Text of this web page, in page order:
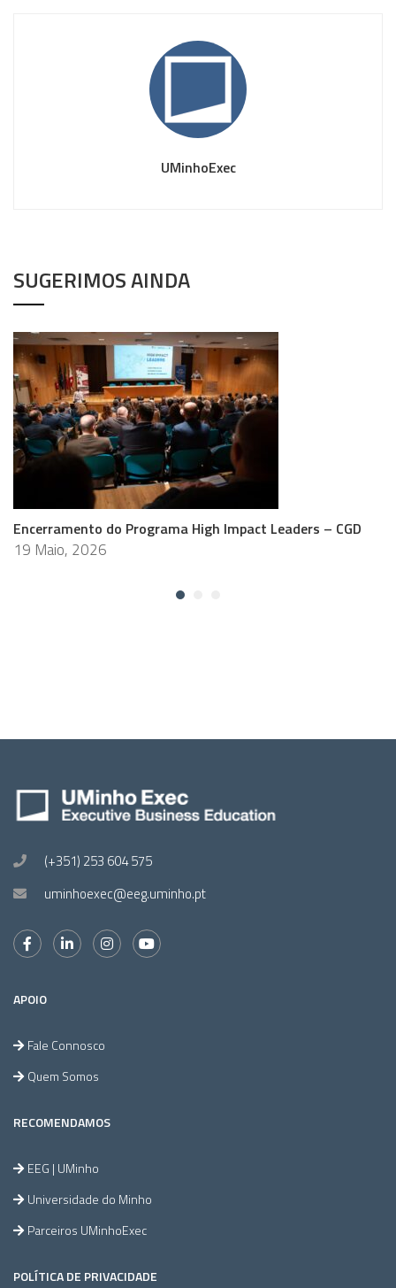
UMinhoExec
SUGERIMOS AINDA
Encerramento do Programa High Impact Leaders – CGD
19 Maio, 2026
(+351) 253 604 575
uminhoexec@eeg.uminho.pt
APOIO
Fale Connosco
Quem Somos
RECOMENDAMOS
EEG | UMinho
Universidade do Minho
Parceiros UMinhoExec
POLÍTICA DE PRIVACIDADE